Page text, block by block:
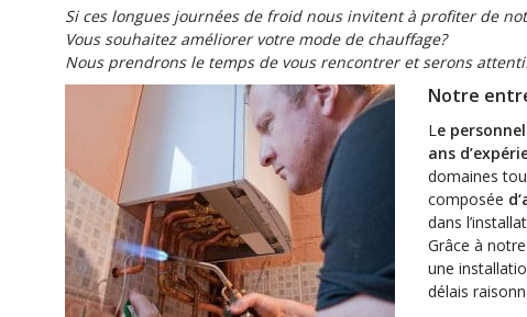
Si ces longues journées de froid nous invitent à profiter de
Vous souhaitez améliorer votre mode de chauffage?
Nous prendrons le temps de vous rencontrer et serons
Notre
Le
ans
domaines
composée
dans
Grâce à
une
délais